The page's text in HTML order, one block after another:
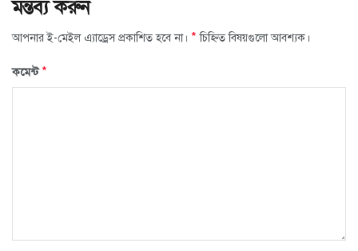
মন্তব্য করুন
আপনার ই-মেইল এ্যাড্রেস প্রকাশিত হবে না। * চিহ্নিত বিষয়গুলো আবশ্যক।
কমেন্ট*